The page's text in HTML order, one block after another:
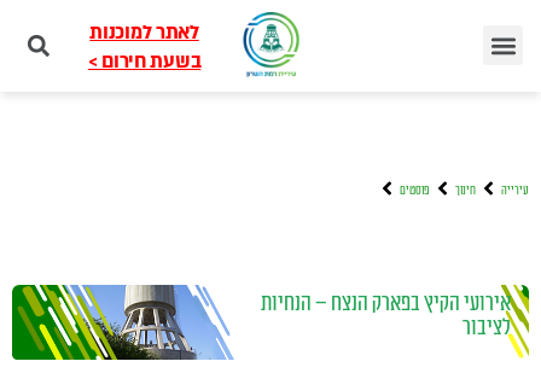
לאתר למוכנות
בשעת חירום >
עירייה חינוך פוסטים
אירועי הקיץ בפארק הנצח – הנחיות
לציבור